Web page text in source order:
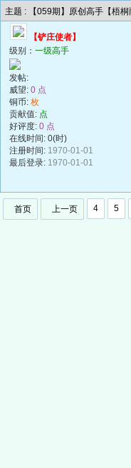
主题 : 【059期】原创高手【梧
【铲庄使者】
级别： 一级高手
发帖:
威望: 0 点
铜币: 枚
贡献值: 点
好评度: 0 点
在线时间: 0(时)
注册时间: 1970-01-01
最后登录: 1970-01-01
首页 上一页 4 5